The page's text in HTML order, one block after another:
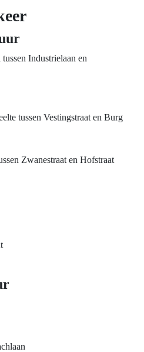
Industrielaan en
tussen Vestingstraat en Burg
Zwanestraat en Hofstraat